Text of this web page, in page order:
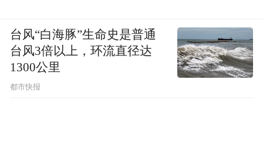
台风“白海豚”生命史是普通
台风3倍以上，环流直径达
1300公里
都市快报